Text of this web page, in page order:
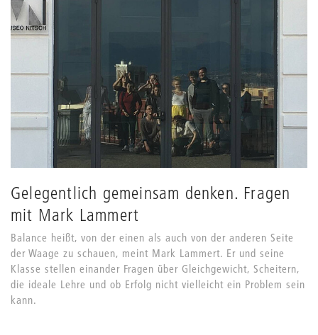
Gelegentlich gemeinsam denken. Fragen
mit Mark Lammert
Balance heißt, von der einen als auch von der anderen Seite
der Waage zu schauen, meint Mark Lammert. Er und seine
Klasse stellen einander Fragen über Gleichgewicht, Scheitern,
die ideale Lehre und ob Erfolg nicht vielleicht ein Problem sein
kann.